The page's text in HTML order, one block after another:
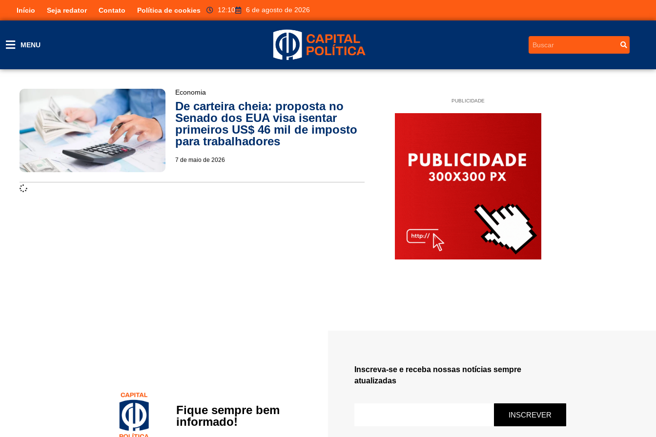
Início Seja redator Contato Política de cookies 12:10 6 de agosto de 2026
MENU
Economia
De carteira cheia: proposta no
Senado dos EUA visa isentar
primeiros US$ 46 mil de imposto
para trabalhadores
7 de maio de 2026
PUBLICIDADE
Fique sempre bem
informado!
Inscreva-se e receba nossas notícias sempre
atualizadas
INSCREVER